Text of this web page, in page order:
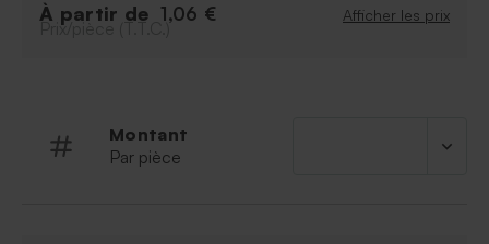
personnalisable de A à Z.
À partir de 1,06 € Afficher les prix
Prix/pièce (T.T.C.)
Montant
Par pièce